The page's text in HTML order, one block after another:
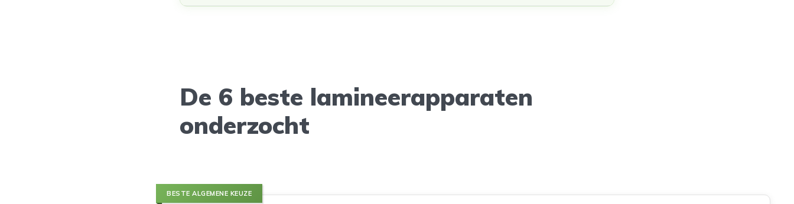
De 6 beste lamineerapparaten
onderzocht
BESTE ALGEMENE KEUZE